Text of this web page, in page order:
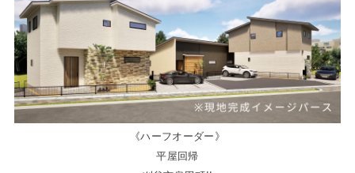
《ハーフオーダー》
平屋回帰